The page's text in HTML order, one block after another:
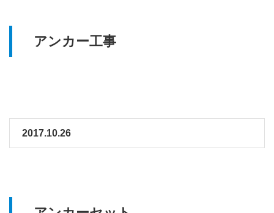
アンカー工事
2017.10.26